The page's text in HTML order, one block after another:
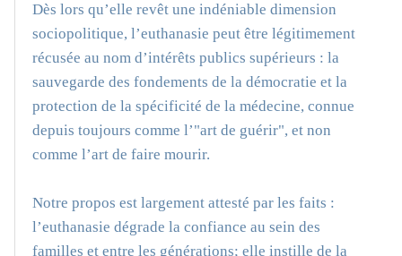
Dès lors qu’elle revêt une indéniable dimension
sociopolitique, l’euthanasie peut être légitimement
récusée au nom d’intérêts publics supérieurs : la
sauvegarde des fondements de la démocratie et la
protection de la spécificité de la médecine, connue
depuis toujours comme l’"art de guérir", et non
comme l’art de faire mourir.
Notre propos est largement attesté par les faits :
l’euthanasie dégrade la confiance au sein des
familles et entre les générations; elle instille de la